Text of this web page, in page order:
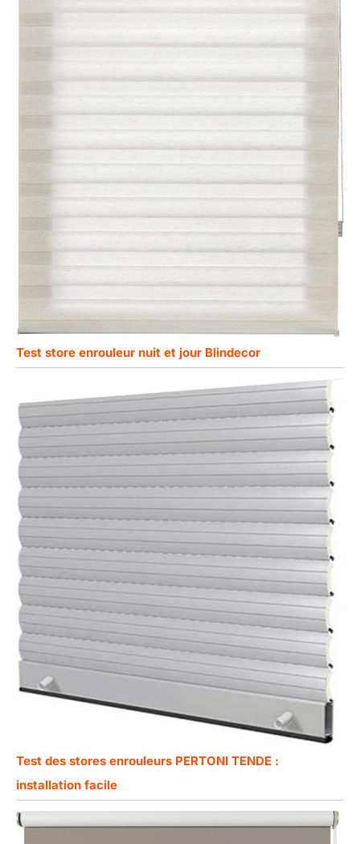
Test store enrouleur nuit et jour Blindecor
Test des stores enrouleurs PERTONI TENDE :
installation facile